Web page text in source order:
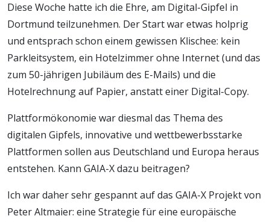
Diese Woche hatte ich die Ehre, am Digital-Gipfel in
Dortmund teilzunehmen. Der Start war etwas holprig
und entsprach schon einem gewissen Klischee: kein
Parkleitsystem, ein Hotelzimmer ohne Internet (und das
zum 50-jährigen Jubiläum des E-Mails) und die
Hotelrechnung auf Papier, anstatt einer Digital-Copy.
Plattformökonomie war diesmal das Thema des
digitalen Gipfels, innovative und wettbewerbsstarke
Plattformen sollen aus Deutschland und Europa heraus
entstehen. Kann GAIA-X dazu beitragen?
Ich war daher sehr gespannt auf das GAIA-X Projekt von
Peter Altmaier: eine Strategie für eine europäische